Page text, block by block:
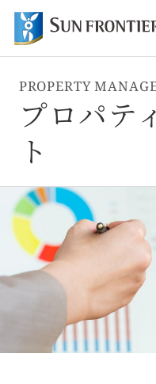
トップ
サンフロンティアに
事業内容
株主・投資家情報
サステナビリティ
PROPERTY
プロパテ
ト